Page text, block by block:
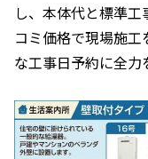
し、本体代と標準
コミ価格で現場施
な工事日予約に全力